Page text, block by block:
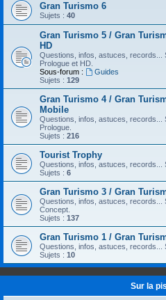
Gran Turismo 6
Sujets : 40
Gran Turismo 5 / Gran
HD
Questions, infos, astuces,
Prologue et HD.
Sous-forum :
Guides
Sujets : 129
Gran Turismo 4 / Gran
Mobile
Questions, infos, astuces,
Prologue.
Sujets : 216
Tourist Trophy
Questions, infos, astuces, records...
Sujets : 6
Gran Turismo 3 / Gran
Questions, infos, astuces,
Concept.
Sujets : 137
Gran Turismo 1 / Gran
Questions, infos, astuces, records...
Sujets : 10
Sur la